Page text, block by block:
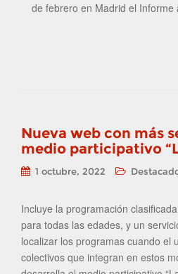
de febrero en Madrid el
Nueva web con más
medio participativo
1 octubre, 2022
Incluye la programación
para todas las edades, y un
localizar los programas cuando el
colectivos que integran en estos